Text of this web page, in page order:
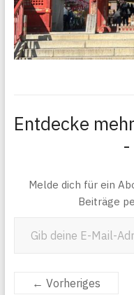
Entdecke
Melde dich für ein
Beiträge
← Vorheriges